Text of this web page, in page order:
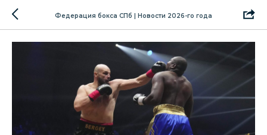
Федерация бокса СПб | Новости 2026-го года